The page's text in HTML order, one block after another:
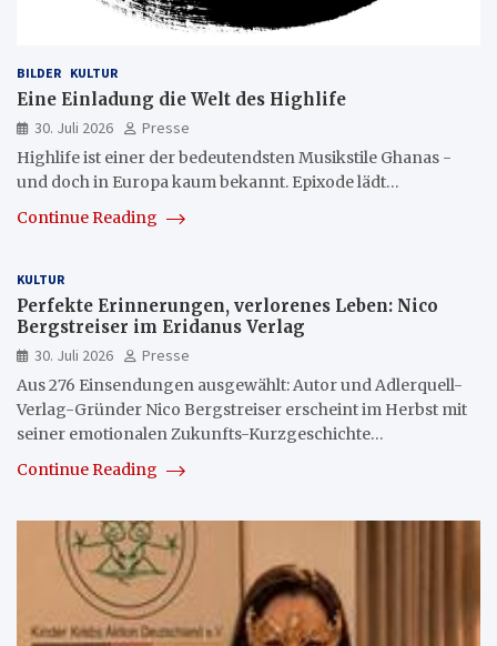
BILDER KULTUR
Eine Einladung die Welt des Highlife
30. Juli 2026
Presse
Highlife ist einer der bedeutendsten Musikstile Ghanas -
und doch in Europa kaum bekannt. Epixode lädt…
Continue Reading
KULTUR
Perfekte Erinnerungen, verlorenes Leben: Nico
Bergstreiser im Eridanus Verlag
30. Juli 2026
Presse
Aus 276 Einsendungen ausgewählt: Autor und Adlerquell-
Verlag-Gründer Nico Bergstreiser erscheint im Herbst mit
seiner emotionalen Zukunfts-Kurzgeschichte…
Continue Reading